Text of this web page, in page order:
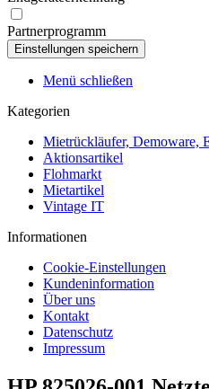
Partnerprogramm
Menü schließen
Kategorien
Mietrückläufer, Demoware,
Aktionsartikel
Flohmarkt
Mietartikel
Vintage IT
Informationen
Cookie-Einstellungen
Kundeninformation
Über uns
Kontakt
Datenschutz
Impressum